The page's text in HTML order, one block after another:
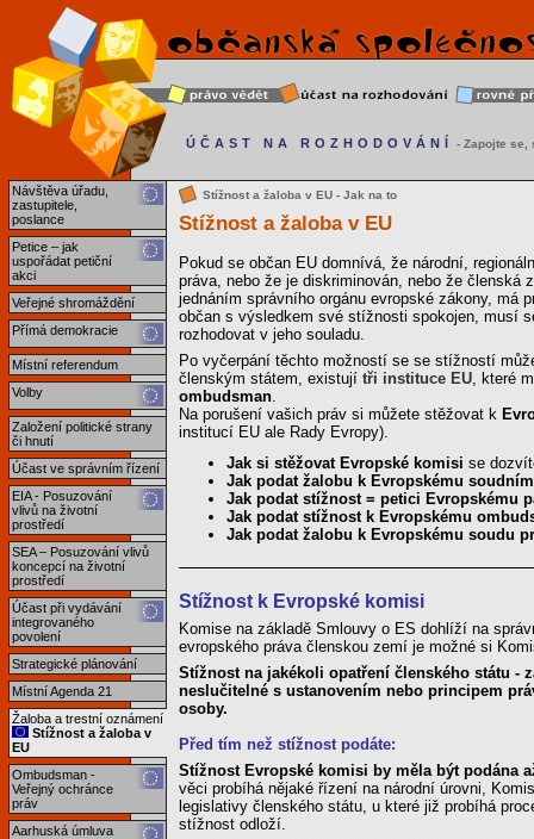
Návštěva úřadu,
zastupitele,
poslance
Petice – jak
uspořádat petiční
akci
Veřejné shromáždění
Přímá demokracie
Místní referendum
Volby
Založení politické strany
či hnutí
Účast ve správním řízení
EIA - Posuzování
vlivů na životní
prostředí
SEA – Posuzování vlivů
koncepcí na životní
prostředí
Účast při vydávání
integrovaného
povolení
Strategické plánování
Místní Agenda 21
Žaloba a trestní oznámení
Stížnost a žaloba v
EU
Ombudsman -
Veřejný ochránce
práv
Aarhuská úmluva
ÚČAST NA ROZHODOVÁNÍ - Zapojte se,
Stížnost a žaloba v EU - Jak na to
Stížnost a žaloba v EU
Pokud se občan EU domnívá, že národní,
práva, nebo že je diskriminován, nebo že členská
jednáním správního orgánu evropské zákony, má
občan s výsledkem své stížnosti spokojen, musí
rozhodovat v jeho souladu.
Po vyčerpání těchto možností se se stížností
členským státem, existují tři instituce EU, které
ombudsman.
Na porušení vašich práv si můžete stěžovat k
institucí EU ale Rady Evropy).
Jak si stěžovat Evropské komisi se
Jak podat žalobu k Evropskému
Jak podat stížnost = petici Evropskému
Jak podat stížnost k Evropskému
Jak podat žalobu k Evropskému soudu
Stížnost k Evropské komisi
Komise na základě Smlouvy o ES dohlíží na
evropského práva členskou zemí je možné si
Stížnost na jakékoli opatření členského státu -
neslučitelné s ustanovením nebo principem
osoby.
Před tím než stížnost podáte:
Stížnost Evropské komisi by měla být podána
věci probíhá nějaké řízení na národní úrovni,
legislativy členského státu, u které již probíhá
stížnost odloží.